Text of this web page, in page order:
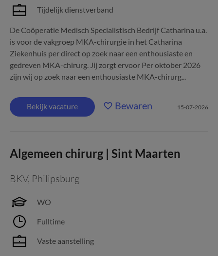
Tijdelijk dienstverband
De Coöperatie Medisch Specialistisch Bedrijf Catharina u.a.
is voor de vakgroep MKA-chirurgie in het Catharina
Ziekenhuis per direct op zoek naar een enthousiaste en
gedreven MKA-chirurg. Jij zorgt ervoor Per oktober 2026
zijn wij op zoek naar een enthousiaste MKA-chirurg...
Bekijk vacature Bewaren 15-07-2026
Algemeen chirurg | Sint Maarten
BKV, Philipsburg
WO
Fulltime
Vaste aanstelling